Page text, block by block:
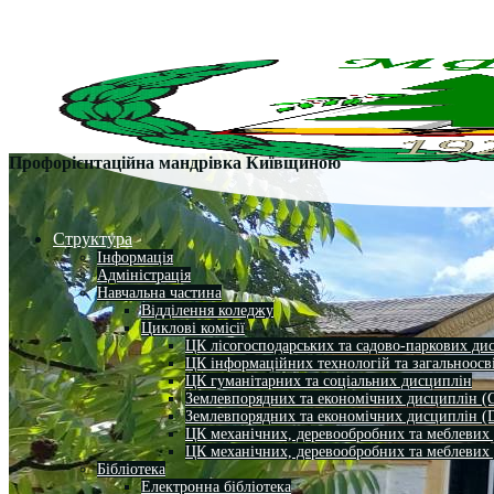
Структура
Інформація
Адміністрація
Навчальна частина
Відділення коледжу
Циклові комісії
ЦК лісогосподарських та садово-паркових
ЦК інформаційних технологій та
ЦК гуманітарних та соціальних дисциплін
Землевпорядних та економічних дисциплін
Землевпорядних та економічних дисциплін
ЦК механічних, деревообробних та
ЦК механічних, деревообробних та
Бібліотека
Електронна бібліотека
Профорієнтаційна мандрівка Київщиною